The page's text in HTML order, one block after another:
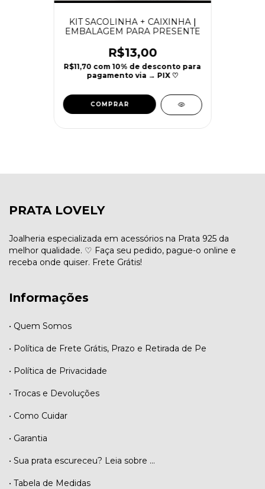
KIT SACOLINHA + CAIXINHA |
EMBALAGEM PARA PRESENTE
R$13,00
R$11,70 com 10% de desconto para
pagamento via → PIX ♡
PRATA LOVELY
Joalheria especializada em acessórios na Prata 925 da
melhor qualidade. ♡ Faça seu pedido, pague-o online e
receba onde quiser. Frete Grátis!
Informações
• Quem Somos
• Política de Frete Grátis, Prazo e Retirada de Pe
• Política de Privacidade
• Trocas e Devoluções
• Como Cuidar
• Garantia
• Sua prata escureceu? Leia sobre ...
• Tabela de Medidas